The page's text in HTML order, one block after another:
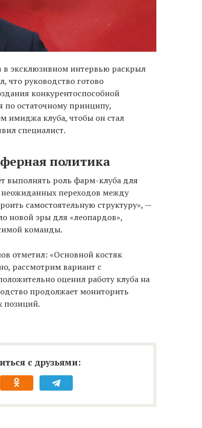
в эксклюзивном интервью раскрыл
что руководство готово
конкурентоспособной
по остаточному принципу,
имиджа клуба, чтобы он стал
специалист.
политика
выполнять роль фарм-клуба для
неожиданных переходов между
самостоятельную структуру», —
новой эры для «леопардов»,
команды.
отметил: «Основной костяк
рассмотрим вариант с
оценил работу клуба на
продолжает мониторить
позиций.
с друзьями: